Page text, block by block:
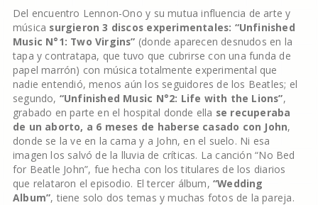
Del encuentro Lennon-Ono y su mutua influencia de arte y
música surgieron 3 discos experimentales: “Unfinished
Music N°1: Two Virgins” (donde aparecen desnudos en la
tapa y contratapa, que tuvo que cubrirse con una funda de
papel marrón) con música totalmente experimental que
nadie entendió, menos aún los seguidores de los Beatles; el
segundo, “Unfinished Music N°2: Life with the Lions”,
grabado en parte en el hospital donde ella se recuperaba
de un aborto, a 6 meses de haberse casado con John,
donde se la ve en la cama y a John, en el suelo. Ni esa
imagen los salvó de la lluvia de críticas. La canción “No Bed
for Beatle John”, fue hecha con los titulares de los diarios
que relataron el episodio. El tercer álbum,“Wedding
Album”, tiene solo dos temas y muchas fotos de la pareja.